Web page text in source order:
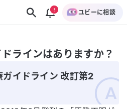
ユビーに相談
ラインはありますか？
ガイドライン 改訂第2